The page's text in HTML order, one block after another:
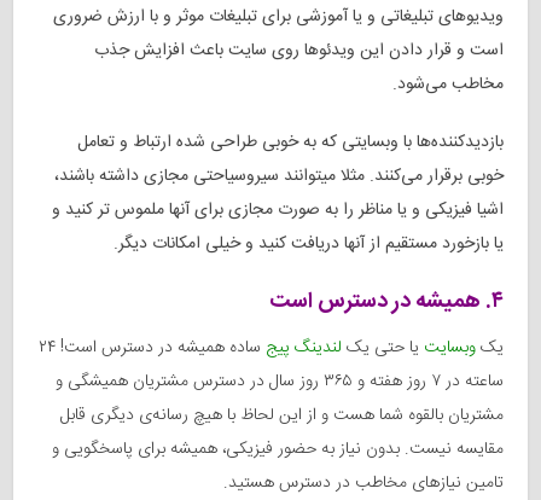
ویدیوهای تبلیغاتی و یا آموزشی برای تبلیغات موثر و با ارزش ضروری
است و قرار دادن این ویدئوها روی سایت باعث افزایش جذب
مخاطب می‌شود.
بازدیدکننده‌ها با وبسایتی که به خوبی طراحی شده ارتباط و تعامل
خوبی برقرار می‌کنند. مثلا می‎توانند سیر‌و‌سیاحتی مجازی داشته باشند،
اشیا فیزیکی و یا مناظر را به صورت مجازی برای آنها ملموس تر کنید و
یا بازخورد مستقیم از آنها دریافت کنید و خیلی امکانات دیگر.
۴. همیشه در دسترس است
یکوبسایت یا حتی یک لندینگ پیج
ساده همیشه در دسترس است! ۲۴
ساعته در ۷ روز هفته و ۳۶۵ روز سال در دسترس مشتریان همیشگی و
مشتریان بالقوه شما هست و از این لحاظ با هیچ رسانه‌ی دیگری قابل
مقایسه نیست. بدون نیاز به حضور فیزیکی، همیشه برای پاسخگویی و
تامین نیازهای مخاطب در دسترس هستید.